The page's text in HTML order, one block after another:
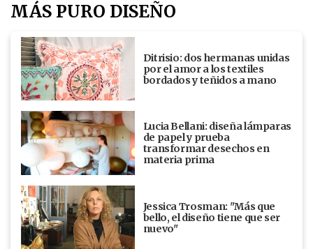
MÁS PURO DISEÑO
Ditrisio: dos hermanas unidas
por el amor a los textiles
bordados y teñidos a mano
Lucia Bellani: diseña lámparas
de papel y prueba
transformar desechos en
materia prima
Jessica Trosman: "Más que
bello, el diseño tiene que ser
nuevo"